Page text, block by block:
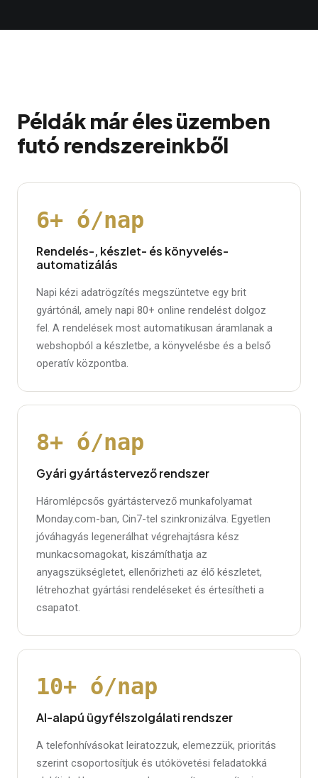
Példák már éles üzemben
futó rendszereinkből
6+ ó/nap
Rendelés-, készlet- és könyvelés-
automatizálás
Napi kézi adatrögzítés megszüntetve egy brit
gyártónál, amely napi 80+ online rendelést dolgoz
fel. A rendelések most automatikusan áramlanak a
webshopból a készletbe, a könyvelésbe és a belső
operatív központba.
8+ ó/nap
Gyári gyártástervező rendszer
Háromlépcsős gyártástervező munkafolyamat
Monday.com-ban, Cin7-tel szinkronizálva. Egyetlen
jóváhagyás legenerálhat végrehajtásra kész
munkacsomagokat, kiszámíthatja az
anyagszükségletet, ellenőrizheti az élő készletet,
létrehozhat gyártási rendeléseket és értesítheti a
csapatot.
10+ ó/nap
AI-alapú ügyfélszolgálati rendszer
A telefonhívásokat leiratozzuk, elemezzük, prioritás
szerint csoportosítjuk és utókövetési feladatokká